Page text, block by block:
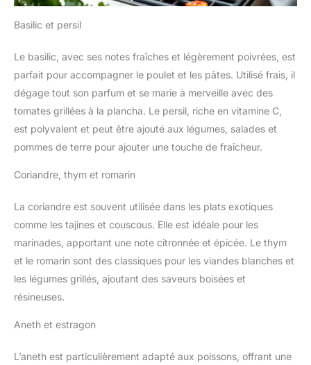
Basilic et persil
Le basilic, avec ses notes fraîches et légèrement poivrées, est
parfait pour accompagner le poulet et les pâtes. Utilisé frais, il
dégage tout son parfum et se marie à merveille avec des
tomates grillées à la plancha. Le persil, riche en vitamine C,
est polyvalent et peut être ajouté aux légumes, salades et
pommes de terre pour ajouter une touche de fraîcheur.
Coriandre, thym et romarin
La coriandre est souvent utilisée dans les plats exotiques
comme les tajines et couscous. Elle est idéale pour les
marinades, apportant une note citronnée et épicée. Le thym
et le romarin sont des classiques pour les viandes blanches et
les légumes grillés, ajoutant des saveurs boisées et
résineuses.
Aneth et estragon
L’aneth est particulièrement adapté aux poissons, offrant une